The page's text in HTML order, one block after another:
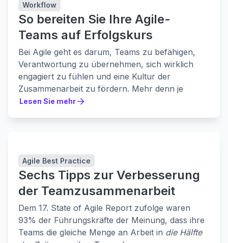
Workflow
So bereiten Sie Ihre Agile-
Teams auf Erfolgskurs
Bei Agile geht es darum, Teams zu befähigen,
Verantwortung zu übernehmen, sich wirklich
engagiert zu fühlen und eine Kultur der
Zusammenarbeit zu fördern. Mehr denn je
müssen Teams ihre Aufgaben mit größerer
Bedingungen reagieren können.
Die Agile-Experten John Walpole, Dean MacNeil
und Nick Muldoon teilen ihre Erfolgsformel
Lyft, Valiantys und Easy Agile. Sie werden lernen:
Wie man ein überzeugendes „Warum“ schafft,
hinter dem das gesamte Team stehen kann
Lesen Sie mehr
Agile Best Practice
Sechs Tipps zur Verbesserung
der Teamzusammenarbeit
Dem 17. State of Agile Report zufolge waren
93% der Führungskräfte der Meinung, dass ihre
Teams die gleiche Menge an Arbeit in die Hälfte